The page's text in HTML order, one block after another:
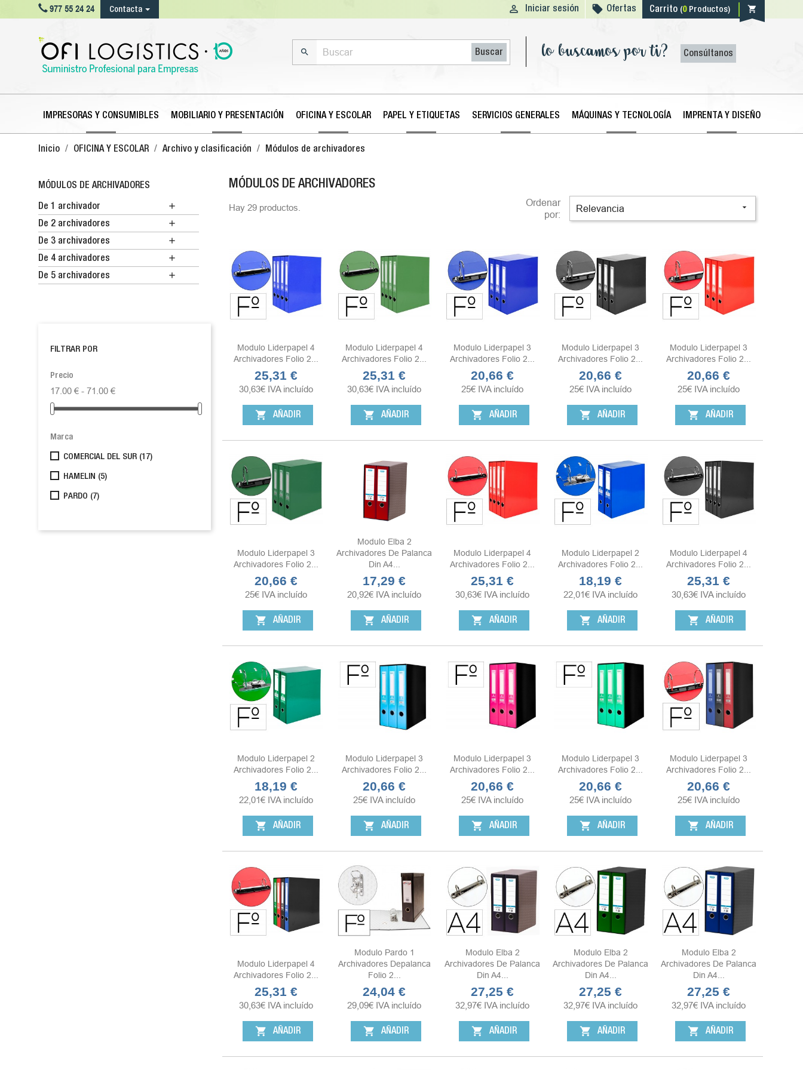
977 55 24 24 Contacta  Iniciar sesión  Ofertas Carrito (0Productos) shopping_cart
 Buscar lo buscamos por ti? Consúltanos
IMPRESORAS Y CONSUMIBLES MOBILIARIO Y PRESENTACIÓN OFICINA Y ESCOLAR PAPEL Y ETIQUETAS SERVICIOS GENERALES MÁQUINAS Y TECNOLOGÍA IMPRENTA Y DISEÑO
Inicio OFICINA Y ESCOLAR Archivo y clasificación Módulos de archivadores
MÓDULOS DE ARCHIVADORES
De 1 archivador 
De 2 archivadores 
De 3 archivadores 
De 4 archivadores 
De 5 archivadores 
FILTRAR POR
Precio
17.00 € - 71.00 €
Marca
COMERCIAL DEL SUR (17)
HAMELIN (5)
PARDO (7)
MÓDULOS DE ARCHIVADORES
Hay 29 productos.
Ordenar
por:
Relevancia 
Modulo Liderpapel 4
Archivadores Folio 2...
Precio
25,31 €
30,63€ IVA incluído
shopping_cart AÑADIR
Modulo Liderpapel 4
Archivadores Folio 2...
Precio
25,31 €
30,63€ IVA incluído
shopping_cart AÑADIR
Modulo Liderpapel 3
Archivadores Folio 2...
Precio
20,66 €
25€ IVA incluído
shopping_cart AÑADIR
Modulo Liderpapel 3
Archivadores Folio 2...
Precio
20,66 €
25€ IVA incluído
shopping_cart AÑADIR
Modulo Liderpapel 3
Archivadores Folio 2...
Precio
20,66 €
25€ IVA incluído
shopping_cart AÑADIR
Modulo Liderpapel 3
Archivadores Folio 2...
Precio
20,66 €
25€ IVA incluído
shopping_cart AÑADIR
Modulo Elba 2
Archivadores De Palanca
Din A4...
Precio
17,29 €
20,92€ IVA incluído
shopping_cart AÑADIR
Modulo Liderpapel 4
Archivadores Folio 2...
Precio
25,31 €
30,63€ IVA incluído
shopping_cart AÑADIR
Modulo Liderpapel 2
Archivadores Folio 2...
Precio
18,19 €
22,01€ IVA incluído
shopping_cart AÑADIR
Modulo Liderpapel 4
Archivadores Folio 2...
Precio
25,31 €
30,63€ IVA incluído
shopping_cart AÑADIR
Modulo Liderpapel 2
Archivadores Folio 2...
Precio
18,19 €
22,01€ IVA incluído
shopping_cart AÑADIR
Modulo Liderpapel 3
Archivadores Folio 2...
Precio
20,66 €
25€ IVA incluído
shopping_cart AÑADIR
Modulo Liderpapel 3
Archivadores Folio 2...
Precio
20,66 €
25€ IVA incluído
shopping_cart AÑADIR
Modulo Liderpapel 3
Archivadores Folio 2...
Precio
20,66 €
25€ IVA incluído
shopping_cart AÑADIR
Modulo Liderpapel 3
Archivadores Folio 2...
Precio
20,66 €
25€ IVA incluído
shopping_cart AÑADIR
Modulo Liderpapel 4
Archivadores Folio 2...
Precio
25,31 €
30,63€ IVA incluído
shopping_cart AÑADIR
Modulo Pardo 1
Archivadores Depalanca
Folio 2...
Precio
24,04 €
29,09€ IVA incluído
shopping_cart AÑADIR
Modulo Elba 2
Archivadores De Palanca
Din A4...
Precio
27,25 €
32,97€ IVA incluído
shopping_cart AÑADIR
Modulo Elba 2
Archivadores De Palanca
Din A4...
Precio
27,25 €
32,97€ IVA incluído
shopping_cart AÑADIR
Modulo Elba 2
Archivadores De Palanca
Din A4...
Precio
27,25 €
32,97€ IVA incluído
shopping_cart AÑADIR